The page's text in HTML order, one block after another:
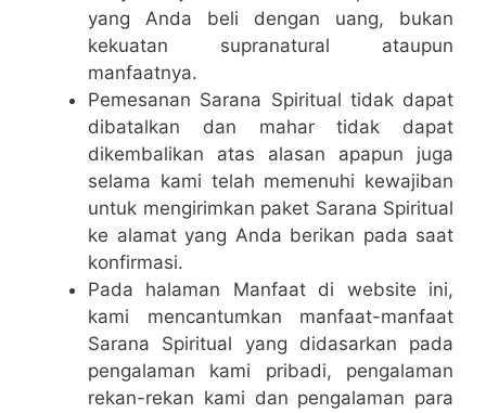
yang Anda beli dengan uang, bukan
kekuatan supranatural ataupun
manfaatnya.
Pemesanan Sarana Spiritual tidak dapat
dibatalkan dan mahar tidak dapat
dikembalikan atas alasan apapun juga
selama kami telah memenuhi kewajiban
untuk mengirimkan paket Sarana Spiritual
ke alamat yang Anda berikan pada saat
konfirmasi.
Pada halaman Manfaat di website ini,
kami mencantumkan manfaat-manfaat
Sarana Spiritual yang didasarkan pada
pengalaman kami pribadi, pengalaman
rekan-rekan kami dan pengalaman para